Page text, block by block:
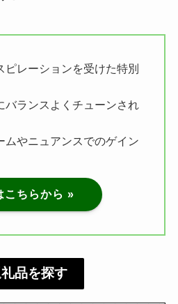
ピレーションを受けた特別
バランスよくチューンされ
ムやニュアンスでのゲイン
こちらから »
品を探す